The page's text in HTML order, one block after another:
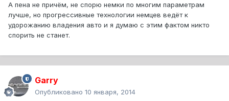
А пена не причём, не спорю немки по многим параметрам
лучше, но прогрессивные технологии немцев ведёт к
удорожанию владения авто и я думаю с этим фактом никто
спорить не станет.
Garry
Опубликовано 10 января, 2014